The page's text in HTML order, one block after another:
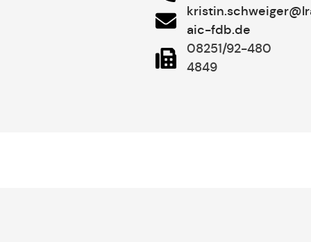
aic-fdb.de
08251/92-480
4849